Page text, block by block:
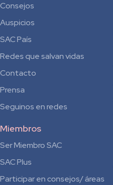
Consejos
Auspicios
SAC País
Redes que salvan vidas
Contacto
Prensa
Seguinos en redes
Miembros
Ser Miembro SAC
SAC Plus
Participar en consejos/ áreas